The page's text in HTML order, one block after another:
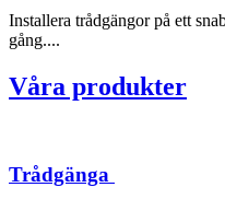
Installera trådgängor på ett
gång....
Våra produkter
Trådgänga